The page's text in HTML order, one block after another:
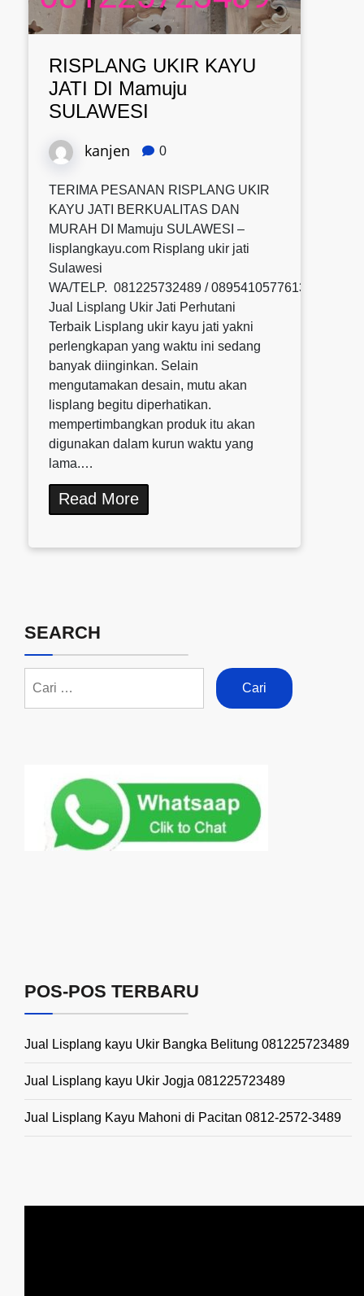
RISPLANG UKIR KAYU
JATI DI Mamuju
SULAWESI
kanjen 0
TERIMA PESANAN RISPLANG UKIR
KAYU JATI BERKUALITAS DAN
MURAH DI Mamuju SULAWESI –
lisplangkayu.com Risplang ukir jati
Sulawesi
WA/TELP. 081225732489 / 0895410577613 /
Jual Lisplang Ukir Jati Perhutani
Terbaik Lisplang ukir kayu jati yakni
perlengkapan yang waktu ini sedang
banyak diinginkan. Selain
mengutamakan desain, mutu akan
lisplang begitu diperhatikan.
mempertimbangkan produk itu akan
digunakan dalam kurun waktu yang
lama.…
Read More
SEARCH
POS-POS TERBARU
Jual Lisplang kayu Ukir Bangka Belitung 081225723489
Jual Lisplang kayu Ukir Jogja 081225723489
Jual Lisplang Kayu Mahoni di Pacitan 0812-2572-3489